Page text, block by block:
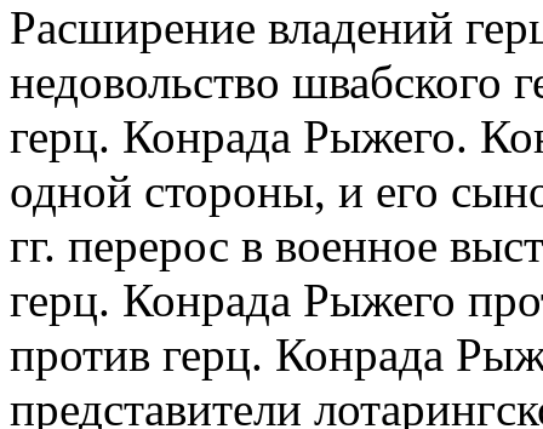
Расширение владений
недовольство швабского
герц. Конрада Рыжего.
одной стороны, и его
гг. перерос в военное
герц. Конрада Рыжего
против герц. Конрада
представители